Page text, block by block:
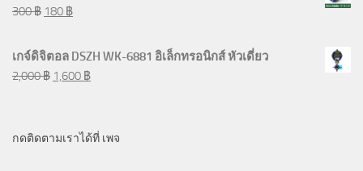
300฿ 180 ฿
เกจ์ดิจิตอล DSZH WK-6881 อิเล็กทรอนิกส์ หัวเดี่ยว
2,000฿ 1,600 ฿
กดติดตามเราได้ที่ เพจ